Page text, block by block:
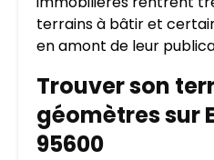
terrains à bâtir et
en amont de leur
Trouver son
géomètres sur
95600